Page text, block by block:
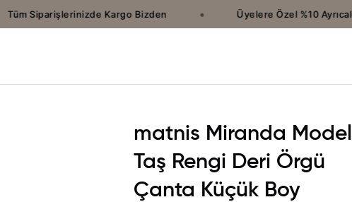
Tüm Siparişlerinizde Kargo Bizden Üyelere Özel %10 Ayrıcalık
matnis Miranda Model
Taş Rengi Deri Örgü
Çanta Küçük Boy